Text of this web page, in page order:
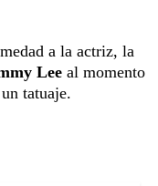
a la actriz, la
Lee al momento
tatuaje.